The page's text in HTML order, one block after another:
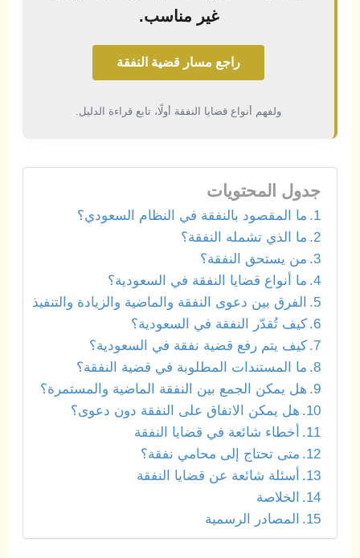
غير مناسب.
راجع مسار قضية النفقة
ولفهم أنواع قضايا النفقة أولًا، تابع قراءة الدليل.
جدول المحتويات
ما المقصود بالنفقة في النظام السعودي؟
ما الذي تشمله النفقة؟
من يستحق النفقة؟
ما أنواع قضايا النفقة في السعودية؟
الفرق بين دعوى النفقة والماضية والزيادة والتنفيذ
كيف تُقدّر النفقة في السعودية؟
كيف يتم رفع قضية نفقة في السعودية؟
ما المستندات المطلوبة في قضية النفقة؟
هل يمكن الجمع بين النفقة الماضية والمستمرة؟
هل يمكن الاتفاق على النفقة دون دعوى؟
أخطاء شائعة في قضايا النفقة
متى تحتاج إلى محامي نفقة؟
أسئلة شائعة عن قضايا النفقة
الخلاصة
المصادر الرسمية